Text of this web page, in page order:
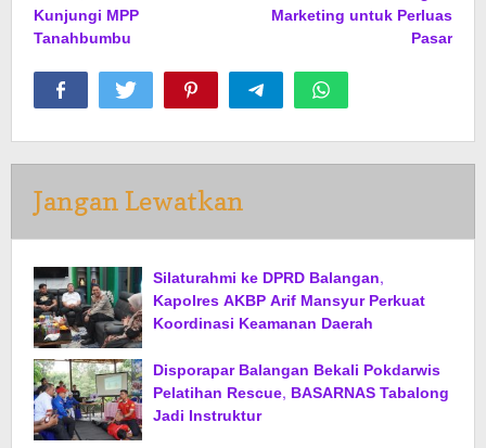
Kunjungi MPP
Tanahbumbu
Marketing untuk Perluas
Pasar
Jangan Lewatkan
Silaturahmi ke DPRD Balangan,
Kapolres AKBP Arif Mansyur Perkuat
Koordinasi Keamanan Daerah
Disporapar Balangan Bekali Pokdarwis
Pelatihan Rescue, BASARNAS Tabalong
Jadi Instruktur